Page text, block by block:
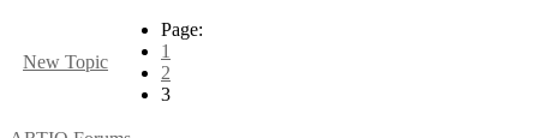
New Topic
Page:
1
2
3